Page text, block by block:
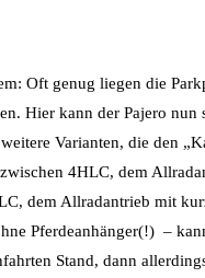
Oft genug liegen die
Hier kann der Pajero nun
Varianten, die den
4HLC, dem
dem Allradantrieb mit
Pferdeanhänger(!) –
Stand, dann